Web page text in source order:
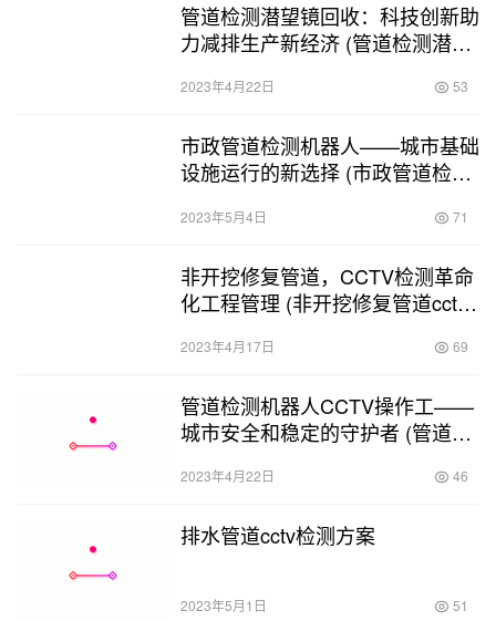
管道检测潜望镜回收：科技创新助
力减排生产新经济 (管道检测潜望
2023年4月22日 53
市政管道检测机器人——城市基础
设施运行的新选择 (市政管道检测
2023年5月4日 71
非开挖修复管道，CCTV检测革命
化工程管理 (非开挖修复管道cctv
2023年4月17日 69
管道检测机器人CCTV操作工——
城市安全和稳定的守护者 (管道检
2023年4月22日 46
排水管道cctv检测方案
2023年5月1日 51